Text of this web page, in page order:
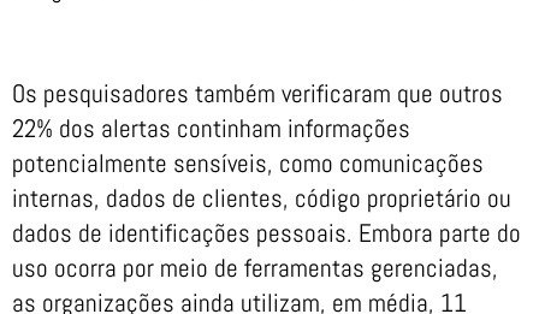
Os pesquisadores também verificaram que outros
22% dos alertas continham informações
potencialmente sensíveis, como comunicações
internas, dados de clientes, código proprietário ou
dados de identificações pessoais. Embora parte do
uso ocorra por meio de ferramentas gerenciadas,
as organizações ainda utilizam, em média, 11